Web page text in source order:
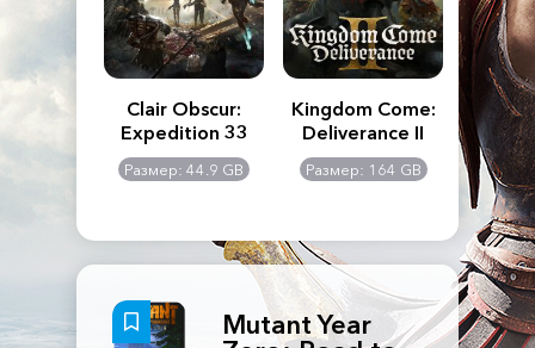
Creed
Clair Obscur:
Expedition 33
Размер: 44.9 GB
Kingdom Come:
Deliverance II
Размер: 164 GB
The
Mutant Year